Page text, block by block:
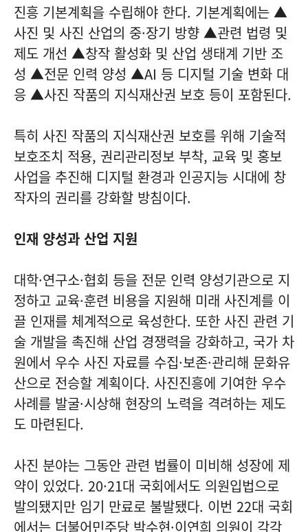
진흥 기본계획을 수립해야 한다. 기본계획에는 ▲
사진 및 사진 산업의 중·장기 방향 ▲관련 법령 및
제도 개선 ▲창작 활성화 및 산업 생태계 기반 조
성 ▲전문 인력 양성 ▲AI 등 디지털 기술 변화 대
응 ▲사진 작품의 지식재산권 보호 등이 포함된다.
특히 사진 작품의 지식재산권 보호를 위해 기술적
보호조치 적용, 권리관리정보 부착, 교육 및 홍보
사업을 추진해 디지털 환경과 인공지능 시대에 창
작자의 권리를 강화할 방침이다.
인재 양성과 산업 지원
대학·연구소·협회 등을 전문 인력 양성기관으로 지
정하고 교육·훈련 비용을 지원해 미래 사진계를 이
끌 인재를 체계적으로 육성한다. 또한 사진 관련 기
술 개발을 촉진해 산업 경쟁력을 강화하고, 국가 차
원에서 우수 사진 자료를 수집·보존·관리해 문화유
산으로 전승할 계획이다. 사진진흥에 기여한 우수
사례를 발굴·시상해 현장의 노력을 격려하는 제도
도 마련된다.
사진 분야는 그동안 관련 법률이 미비해 성장에 제
약이 있었다. 20·21대 국회에서도 의원입법으로
발의됐지만 임기 만료로 불발됐다. 이번 22대 국회
에서는 더불어민주당 박수현·이연희 의원이 각각